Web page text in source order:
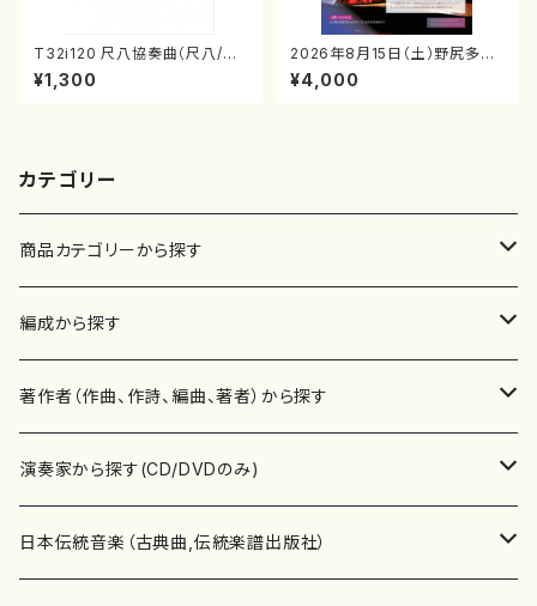
T32i120 尺八協奏曲（尺八/二
代 山本邦山/尺八/都山式譜）都
山流公刊楽譜曲番:569
¥1,300
2026年8月15日（土）野尻多佳
子ピアノリサイタル 音の宝石
箱チケット一般
¥4,000
カテゴリー
商品カテゴリーから探す
楽譜
書籍
書籍
テキストブック
CD・DVD
チケット
編成から探す
邦楽器
箏・琴（ソロ）
箏・琴（合奏）
合唱
混声合唱
歌・声
著作者（作曲、作詩、編曲、著者）から探す
あ行
青木省三(アオキ ショウゾウ)
か行
演奏家から探す(CD/DVDのみ)
邦楽（箏、三味線、尺八等）演奏家
日本伝統音楽（古典曲,伝統楽譜出版社）